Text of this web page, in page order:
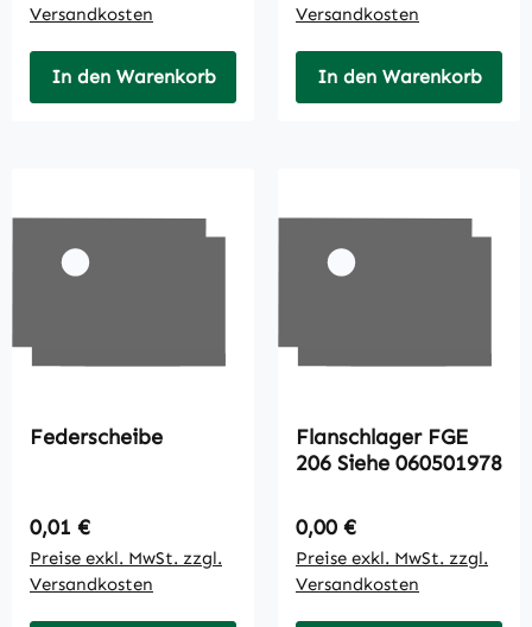
Versandkosten
In den Warenkorb
Versandkosten
In den Warenkorb
Federscheibe
Regulärer Preis:
0,01 €
Preise exkl. MwSt. zzgl.
Versandkosten
Flanschlager FGE
206 Siehe 060501978
Regulärer Preis:
0,00 €
Preise exkl. MwSt. zzgl.
Versandkosten